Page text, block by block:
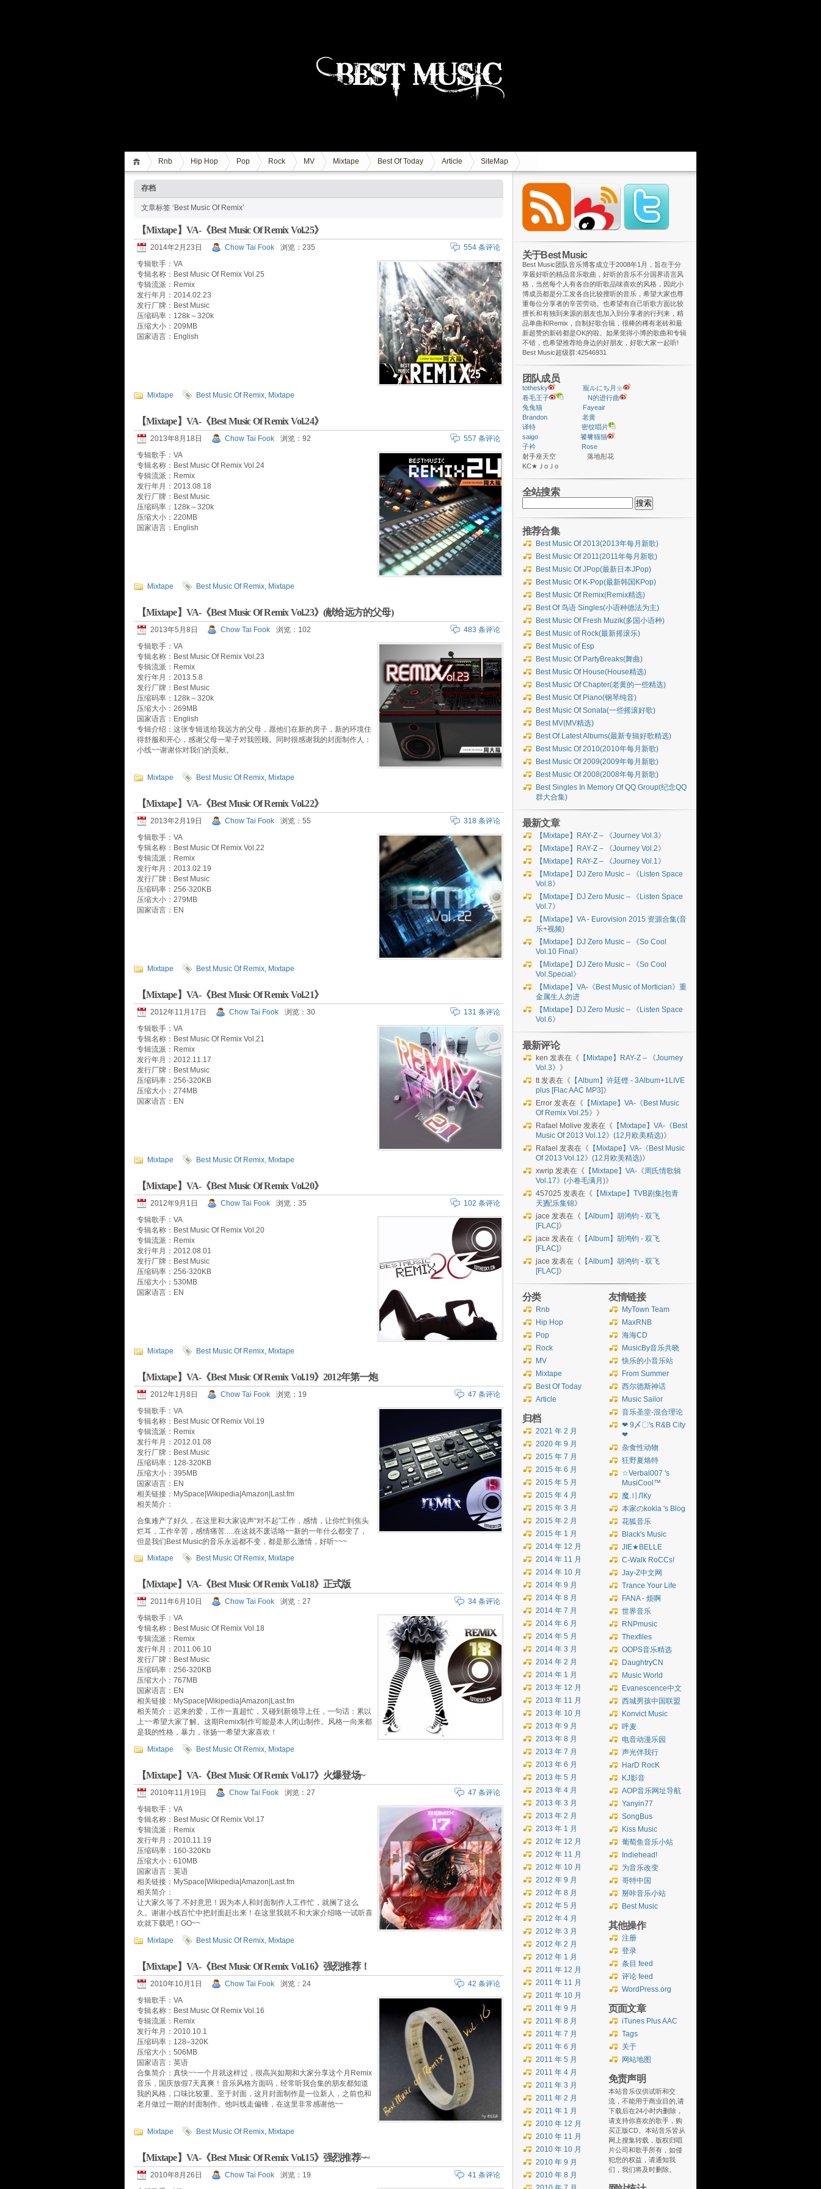
Rnb Hip Hop Pop Rock MV Mixtape Best Of Today Article SiteMap
存档
文章标签 ‘Best Music Of Remix’
【Mixtape】VA-《Best Music Of Remix Vol.25》
2014年2月23日 Chow Tai Fook 浏览：235
554 条评论
专辑歌手：VA
专辑名称：Best Music Of Remix Vol.25
专辑流派：Remix
发行年月：2014.02.23
发行厂牌：Best Music
压缩码率：128k～320k
压缩大小：209MB
国家语言：English
Mixtape Best Music Of Remix, Mixtape
【Mixtape】VA-《Best Music Of Remix Vol.24》
2013年8月18日 Chow Tai Fook 浏览：92
557 条评论
专辑歌手：VA
专辑名称：Best Music Of Remix Vol.24
专辑流派：Remix
发行年月：2013.08.18
发行厂牌：Best Music
压缩码率：128k～320k
压缩大小：220MB
国家语言：English
Mixtape Best Music Of Remix, Mixtape
【Mixtape】VA-《Best Music Of Remix Vol.23》(献给远方的父母)
2013年5月8日 Chow Tai Fook 浏览：102
483 条评论
专辑歌手：VA
专辑名称：Best Music Of Remix Vol.23
专辑流派：Remix
发行年月：2013.5.8
发行厂牌：Best Music
压缩码率：128k～320k
压缩大小：269MB
国家语言：English
专辑介绍：这张专辑送给我远方的父母，愿他们在新的房子，新的环境住
得舒服和开心，感谢父母一辈子对我照顾。同时很感谢我的封面制作人：
小线~~谢谢你对我们的贡献。
Mixtape Best Music Of Remix, Mixtape
【Mixtape】VA-《Best Music Of Remix Vol.22》
2013年2月19日 Chow Tai Fook 浏览：55
318 条评论
专辑歌手：VA
专辑名称：Best Music Of Remix Vol.22
专辑流派：Remix
发行年月：2013.02.19
发行厂牌：Best Music
压缩码率：256-320KB
压缩大小：279MB
国家语言：EN
Mixtape Best Music Of Remix, Mixtape
【Mixtape】VA-《Best Music Of Remix Vol.21》
2012年11月17日 Chow Tai Fook 浏览：30
131 条评论
专辑歌手：VA
专辑名称：Best Music Of Remix Vol.21
专辑流派：Remix
发行年月：2012.11.17
发行厂牌：Best Music
压缩码率：256-320KB
压缩大小：274MB
国家语言：EN
Mixtape Best Music Of Remix, Mixtape
【Mixtape】VA-《Best Music Of Remix Vol.20》
2012年9月1日 Chow Tai Fook 浏览：35
102 条评论
专辑歌手：VA
专辑名称：Best Music Of Remix Vol.20
专辑流派：Remix
发行年月：2012.08.01
发行厂牌：Best Music
压缩码率：256-320KB
压缩大小：530MB
国家语言：EN
Mixtape Best Music Of Remix, Mixtape
【Mixtape】VA-《Best Music Of Remix Vol.19》2012年第一炮
2012年1月8日 Chow Tai Fook 浏览：19
47 条评论
专辑歌手：VA
专辑名称：Best Music Of Remix Vol.19
专辑流派：Remix
发行年月：2012.01.08
发行厂牌：Best Music
压缩码率：128-320KB
压缩大小：395MB
国家语言：EN
相关链接：MySpace|Wikipedia|Amazon|Last.fm
相关简介：
合集难产了好久，在这里和大家说声“对不起”工作，感情，让你忙到焦头
烂耳，工作辛苦，感情痛苦.....在这就不废话咯~~新的一年什么都变了，
但是我们Best Music的音乐永远都不变，都是那么激情，好听~~~
Mixtape
Best Music Of Remix, Mixtape
【Mixtape】VA-《Best Music Of Remix Vol.18》正式版
2011年6月10日 Chow Tai Fook 浏览：27
34 条评论
专辑歌手：VA
专辑名称：Best Music Of Remix Vol.18
专辑流派：Remix
发行年月：2011.06.10
发行厂牌：Best Music
压缩码率：256-320KB
压缩大小：767MB
国家语言：EN
相关链接：MySpace|Wikipedia|Amazon|Last.fm
相关简介：迟来的爱，工作一直超忙，又碰到新领导上任，一句话：累以
上~~希望大家了解。这期Remix制作可能是本人闭山制作。风格一向来都
是我的性格，暴力，张扬~~希望大家喜欢！
Mixtape
Best Music Of Remix, Mixtape
【Mixtape】VA-《Best Music Of Remix Vol.17》火爆登场~
2010年11月19日 Chow Tai Fook 浏览：27
47 条评论
专辑歌手：VA
专辑名称：Best Music Of Remix Vol.17
专辑流派：Remix
发行年月：2010.11.19
压缩码率：160-320Kb
压缩大小：610MB
国家语言：英语
相关链接：MySpace|Wikipedia|Amazon|Last.fm
相关简介：
让大家久等了.不好意思！因为本人和封面制作人工作忙，就搁了这么
久。谢谢小线百忙中把封面赶出来！在这里我就不和大家介绍咯~~试听喜
欢就下载吧！GO~~
Mixtape
Best Music Of Remix, Mixtape
【Mixtape】VA-《Best Music Of Remix Vol.16》强烈推荐！
2010年10月1日 Chow Tai Fook 浏览：24
42 条评论
专辑歌手：VA
专辑名称：Best Music Of Remix Vol.16
专辑流派：Remix
发行年月：2010.10.1
压缩码率：128–320K
压缩大小：506MB
国家语言：英语
合集简介：真快~~一个月就这样过，很高兴如期和大家分享这个月Remix
音乐，国庆放假7天真爽！音乐风格方面吗，经常听我合集的朋友都知道
我的风格，口味比较重。至于封面，这月封面制作是一位新人，之前也和
老月做过一期的封面制作。他叫线走偏锋，在这里非常感谢他~~
Mixtape Best Music Of Remix, Mixtape
【Mixtape】VA-《Best Music Of Remix Vol.15》强烈推荐~~
2010年8月26日 Chow Tai Fook 浏览：19
41 条评论
关于Best Music
Best Music团队音乐博客成立于2008年1月，旨在于分
享最好听的精品音乐歌曲，好听的音乐不分国界语言风
格，当然每个人有各自的听歌品味喜欢的风格，因此小
博成员都是分工发各自比较擅听的音乐，希望大家也尊
重每位分享者的辛苦劳动。也希望有自己听歌方面比较
擅长和有独到来源的朋友也加入到分享者的行列来，精
品单曲和Remix，自制好歌合辑，很棒的稀有老砖和最
新超赞的新砖都是OK的啦。如果觉得小博的歌曲和专辑
不错，也希望推荐给身边的好朋友，好歌大家一起听!
Best Music超级群:42546931
团队成员
tothesky
寵ルにち月ㄓ
卷毛王子
N的进行曲
兔兔猫
Fayeair
Brandon
老黄
译特
密纹唱片
saigo
饕餮猫猫
子衿
Rose
射手座天空 落地彤花
ΚС★ＪoＪo
全站搜索
索：
推荐合集
Best Music Of 2013(2013年每月新歌)
Best Music Of 2011(2011年每月新歌)
Best Music Of JPop(最新日本JPop)
Best Music Of K-Pop(最新韩国KPop)
Best Music Of Remix(Remix精选)
Best Of 鸟语 Singles(小语种德法为主)
Best Music Of Fresh Muzik(多国小语种)
Best Music of Rock(最新摇滚乐)
Best Music of Esp
Best Music Of PartyBreaks(舞曲)
Best Music Of House(House精选)
Best Music Of Chapter(老黄的一些精选)
Best Music Of Piano(钢琴纯音)
Best Music Of Sonata(一些摇滚好歌)
Best MV(MV精选)
Best Of Latest Albums(最新专辑好歌精选)
Best Music Of 2010(2010年每月新歌)
Best Music Of 2009(2009年每月新歌)
Best Music Of 2008(2008年每月新歌)
Best Singles In Memory Of QQ Group(纪念QQ
群大合集)
最新文章
【Mixtape】RAY-Z – 《Journey Vol.3》
【Mixtape】RAY-Z – 《Journey Vol.2》
【Mixtape】RAY-Z – 《Journey Vol.1》
【Mixtape】DJ Zero Music – 《Listen Space
Vol.8》
【Mixtape】DJ Zero Music – 《Listen Space
Vol.7》
【Mixtape】VA - Eurovision 2015 资源合集(音
乐+视频)
【Mixtape】DJ Zero Music – 《So Cool
Vol.10 Final》
【Mixtape】DJ Zero Music – 《So Cool
Vol.Special》
【Mixtape】VA-《Best Music of Mortician》重
金属生人勿进
【Mixtape】DJ Zero Music – 《Listen Space
Vol.6》
最新评论
ken 发表在《 【Mixtape】RAY-Z – 《Journey
Vol.3》 》
tt发表在《 【Album】许廷铿 - 3Album+1LIVE
plus [Flac AAC MP3]》
Error 发表在《 【Mixtape】VA-《Best Music
Of Remix Vol.25》 》
Rafael Molive 发表在《 【Mixtape】VA-《Best
Music Of 2013 Vol.12》(12月欧美精选)》
Rafael 发表在《 【Mixtape】VA-《Best Music
Of 2013 Vol.12》(12月欧美精选)》
xwrip 发表在《 【Mixtape】VA-《周氏情歌辑
Vol.17》(小卷毛满月)》
457025 发表在《 【Mixtape】TVB剧集[包青
天]配乐集锦》
jace 发表在《 【Album】胡鸿钧 - 双飞
[FLAC]》
jace 发表在《 【Album】胡鸿钧 - 双飞
[FLAC]》
jace 发表在《 【Album】胡鸿钧 - 双飞
[FLAC]》
友情链接
MyTown Team
MaxRNB
海海CD
MusicBy音乐共晓
快乐的小音乐站
From Summer
西尔德斯神话
Music Sailor
音乐圣堂-混合理论
❤ 9〆〇's R&B City
❤
杂食性动物
狂野夏烙特
☆Verbal007 's
MusiCool™
魔.〢ЛКу
本家のkokia 's Blog
花狐音乐
Black's Music
JIE★BELLE
C-Walk RoCCs!
Jay-Z中文网
Trance Your Life
FANA - 烦啊
世界音乐
RNPmusic
Thexfiles
OOPS音乐精选
DaughtryCN
Music World
Evanescence中文
西城男孩中国联盟
Konvict Music
呼麦
电音动漫乐园
声光伴我行
HarD RocK
KJ影音
AOP音乐网址导航
Yanyin77
SongBus
Kiss Music
葡萄鱼音乐小站
Indiehead!
为音乐改变
哥特中国
掰咔音乐小站
Best Music
其他操作
注册
登录
条目 feed
评论 feed
WordPress.org
页面文章
iTunes Plus AAC
Tags
关于
网站地图
免责声明
本站音乐仅供试听和交
流，不能用于商业目的,请
下载后在24小时内删除，
请支持你喜欢的歌手，购
买正版CD。本站音乐皆从
网上搜集转载，版权归唱
片公司和歌手所有，如侵
犯您的权益，请通知我
们，我们将及时删除。
分类
Rnb
Hip Hop
Pop
Rock
MV
Mixtape
Best Of Today
Article
归档
2021 年 2 月
2020 年 9 月
2015 年 7 月
2015 年 6 月
2015 年 5 月
2015 年 4 月
2015 年 3 月
2015 年 2 月
2015 年 1 月
2014 年 12 月
2014 年 11 月
2014 年 10 月
2014 年 9 月
2014 年 8 月
2014 年 7 月
2014 年 6 月
2014 年 5 月
2014 年 3 月
2014 年 2 月
2014 年 1 月
2013 年 12 月
2013 年 11 月
2013 年 10 月
2013 年 9 月
2013 年 8 月
2013 年 7 月
2013 年 6 月
2013 年 5 月
2013 年 4 月
2013 年 3 月
2013 年 2 月
2013 年 1 月
2012 年 12 月
2012 年 11 月
2012 年 10 月
2012 年 9 月
2012 年 8 月
2012 年 5 月
2012 年 4 月
2012 年 3 月
2012 年 2 月
2012 年 1 月
2011 年 12 月
2011 年 11 月
2011 年 10 月
2011 年 9 月
2011 年 8 月
2011 年 7 月
2011 年 6 月
2011 年 5 月
2011 年 4 月
2011 年 3 月
2011 年 2 月
2011 年 1 月
2010 年 12 月
2010 年 11 月
2010 年 10 月
2010 年 9 月
2010 年 8 月